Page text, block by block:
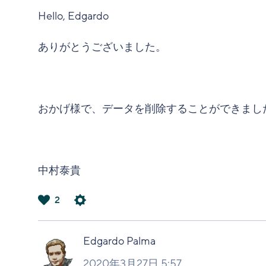
Hello, Edgardo
ありがとうございました。
おかげ様で、データを削除することができまし
中村泰貴
2
Edgardo Palma